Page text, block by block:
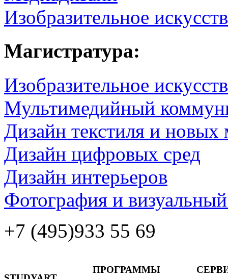
Изобразительное
Магистратура:
Изобразительное
Мультимедийный
Дизайн текстиля и новых
Дизайн цифровых сред
Дизайн интерьеров
Фотография и
+7 (495)933 55 69
ПРОГРАММЫ